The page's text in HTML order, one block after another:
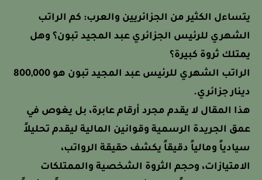
يتساءل الكثير من الجزائريين والعرب: كم الراتب
الشهري للرئيس الجزائري عبد المجيد تبون؟ وهل
يمتلك ثروة كبيرة؟
الراتب الشهري للرئيس عبد المجيد تبون هو 800,000
دينار جزائري.
هذا المقال لا يقدم مجرد أرقام عابرة، بل يغوص في
عمق الجريدة الرسمية وقوانين المالية ليقدم تحليلاً
سيادياً ومالياً دقيقاً يكشف حقيقة الرواتب،
الامتيازات، وحجم الثروة الشخصية والممتلكات